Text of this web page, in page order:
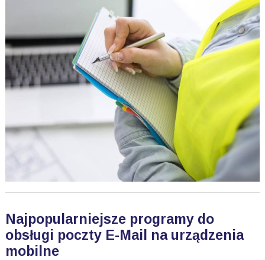
Najpopularniejsze programy do
obsługi poczty E-Mail na urządzenia
mobilne